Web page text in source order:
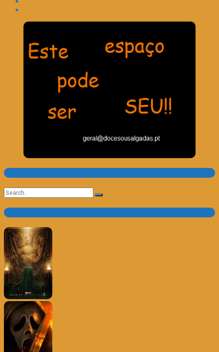
Pesquisa
Search
for:
Trailer e Poster do Dia